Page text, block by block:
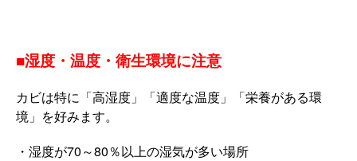
■湿度・温度・衛生環境に注意
カビは特に「高湿度」「適度な温度」「栄養がある環
境」を好みます。
・湿度が70～80％以上の湿気が多い場所